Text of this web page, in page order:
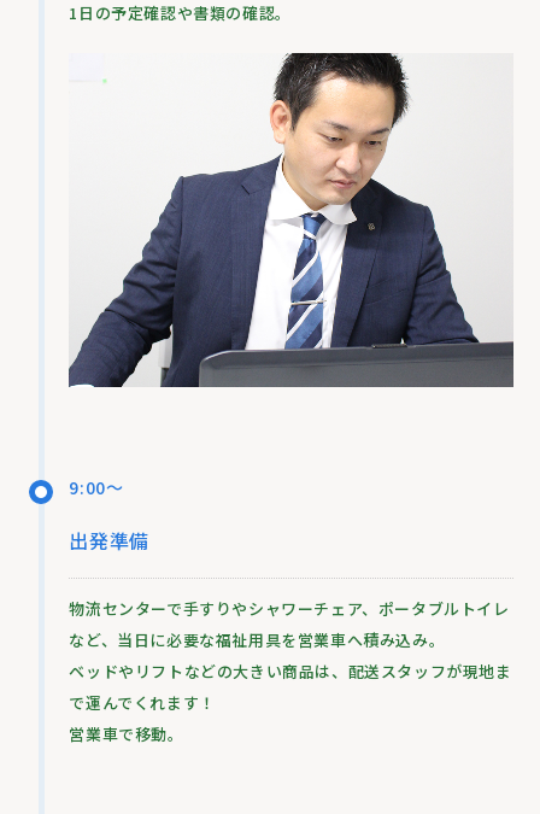
1日の予定確認や書類の確認。
9:00～
出発準備
物流センターで手すりやシャワーチェア、ポータブルトイレ
など、当日に必要な福祉用具を営業車へ積み込み。
ベッドやリフトなどの大きい商品は、配送スタッフが現地ま
で運んでくれます！
営業車で移動。